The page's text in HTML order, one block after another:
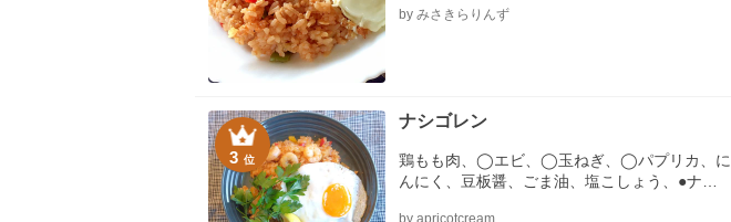
イートチリソース、◎ケチャップ、◎塩・黒胡
by みさきらりんず
3位
ナシゴレン
鶏もも肉、◯エビ、◯玉ねぎ、◯パプリカ、に
んにく、豆板醤、ごま油、塩こしょう、●ナン